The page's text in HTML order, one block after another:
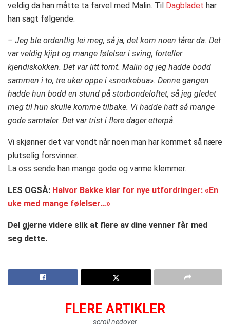
veldig da han måtte ta farvel med Malin. Til Dagbladet har
han sagt følgende:
– Jeg ble ordentlig lei meg, så ja, det kom noen tårer da. Det
var veldig kjipt og mange følelser i sving, forteller
kjendiskokken. Det var litt tomt. Malin og jeg hadde bodd
sammen i to, tre uker oppe i «snorkebua». Denne gangen
hadde hun bodd en stund på storbondeloftet, så jeg gledet
meg til hun skulle komme tilbake. Vi hadde hatt så mange
gode samtaler. Det var trist i flere dager etterpå.
Vi skjønner det var vondt når noen man har kommet så nære
plutselig forsvinner.
La oss sende han mange gode og varme klemmer.
LES OGSÅ: Halvor Bakke klar for nye utfordringer: «En
uke med mange følelser…»
Del gjerne videre slik at flere av dine venner får med
seg dette.
FLERE ARTIKLER
scroll nedover